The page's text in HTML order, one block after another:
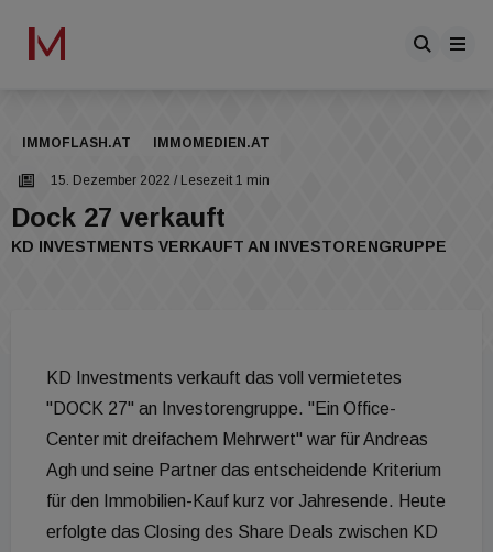
IMMOFLASH.AT IMMOMEDIEN.AT
15. Dezember 2022 / Lesezeit 1 min
Dock 27 verkauft
KD INVESTMENTS VERKAUFT AN INVESTORENGRUPPE
KD Investments verkauft das voll vermietetes
"DOCK 27" an Investorengruppe. "Ein Office-
Center mit dreifachem Mehrwert" war für Andreas
Agh und seine Partner das entscheidende Kriterium
für den Immobilien-Kauf kurz vor Jahresende. Heute
erfolgte das Closing des Share Deals zwischen KD